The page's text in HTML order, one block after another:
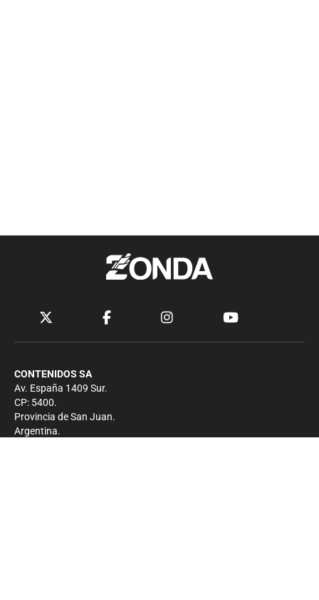
CONTENIDOS SA
Av. España 1409 Sur.
CP: 5400.
Provincia de San Juan.
Argentina.